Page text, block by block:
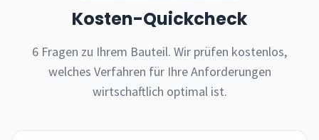
Kosten-Quickcheck
6 Fragen zu Ihrem Bauteil. Wir prüfen kostenlos,
welches Verfahren für Ihre Anforderungen
wirtschaftlich optimal ist.